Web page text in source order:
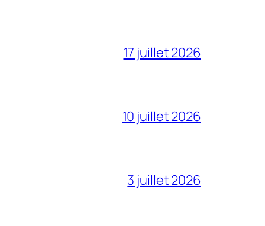
17 juillet 2026
10 juillet 2026
3 juillet 2026